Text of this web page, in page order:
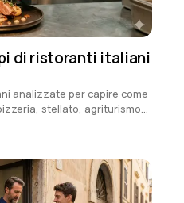
di ristoranti italiani
analizzate per capire come
stellato, agriturismo,